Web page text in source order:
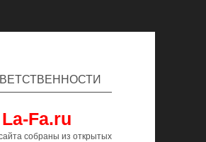
Fa.ru
собраны из открытых